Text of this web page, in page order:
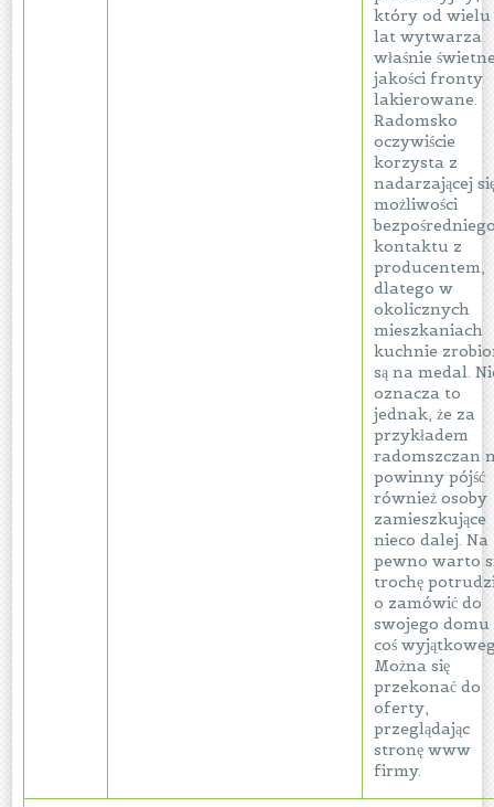
który od wielu
lat wytwarza
właśnie
jakości fronty
lakierowane.
Radomsko
oczywiście
korzysta z
nadarzającej
możliwości
kontaktu z
producentem,
dlatego w
okolicznych
mieszkaniach
kuchnie
są na medal.
oznacza to
jednak, że za
przykładem
radomszczan
powinny pójść
również osoby
zamieszkujące
nieco dalej. Na
pewno warto
trochę
o zamówić do
swojego domu
coś
Można się
przekonać do
oferty,
przeglądając
stronę www
firmy.